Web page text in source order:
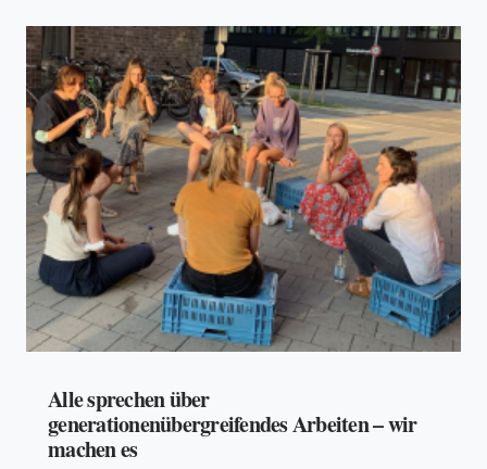
Alle sprechen über
generationenübergreifendes Arbeiten – wir
machen es